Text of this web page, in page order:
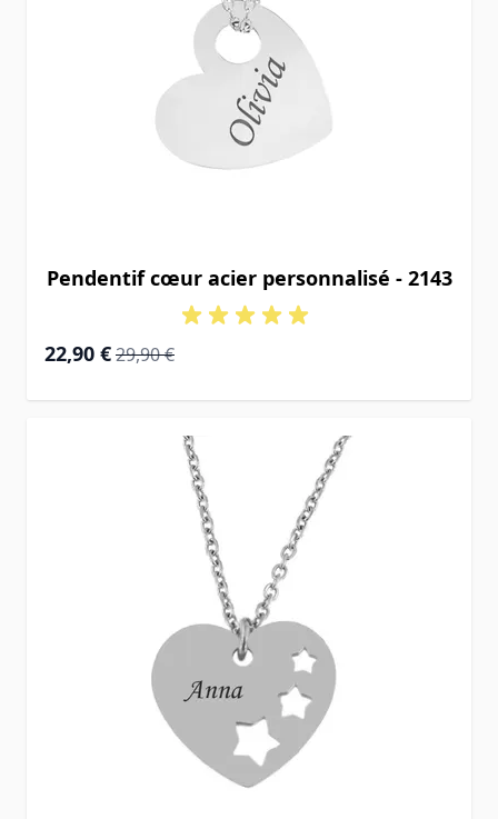
Pendentif cœur acier personnalisé - 2143
Prix Spécial
22,90 € Prix normal
29,90 €